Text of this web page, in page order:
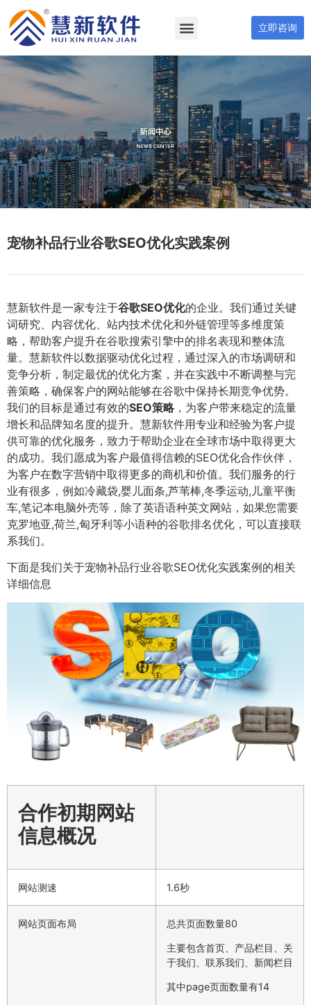
立即咨询
宠物补品行业谷歌SEO优化实践案例
慧新软件是一家专注于谷歌SEO优化的企业。我们通过关键
词研究、内容优化、站内技术优化和外链管理等多维度策
略，帮助客户提升在谷歌搜索引擎中的排名表现和整体流
量。慧新软件以数据驱动优化过程，通过深入的市场调研和
竞争分析，制定最优的优化方案，并在实践中不断调整与完
善策略，确保客户的网站能够在谷歌中保持长期竞争优势。
我们的目标是通过有效的SEO策略，为客户带来稳定的流量
增长和品牌知名度的提升。慧新软件用专业和经验为客户提
供可靠的优化服务，致力于帮助企业在全球市场中取得更大
的成功。我们愿成为客户最值得信赖的SEO优化合作伙伴，
为客户在数字营销中取得更多的商机和价值。我们服务的行
业有很多，例如冷藏袋,婴儿面条,芦苇棒,冬季运动,儿童平衡
车,笔记本电脑外壳等，除了英语语种英文网站，如果您需要
克罗地亚,荷兰,匈牙利等小语种的谷歌排名优化，可以直接联
系我们。
下面是我们关于宠物补品行业谷歌SEO优化实践案例的相关
详细信息
合作初期网站
信息概况
网站测速 1.6秒
网站页面布局 总共页面数量80
主要包含首页、产品栏目、关
于我们、联系我们、新闻栏目
其中page页面数量有14